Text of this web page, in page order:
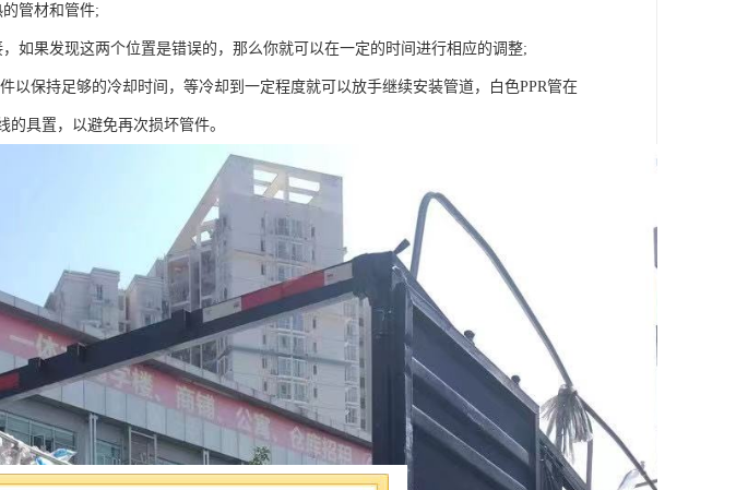
管材和管件;
如果发现这两个位置是错误的，那么你就可以在一定的时间进行相应的调整;
以保持足够的冷却时间，等冷却到一定程度就可以放手继续安装管道，白色PPR管在
具置，以避免再次损坏管件。